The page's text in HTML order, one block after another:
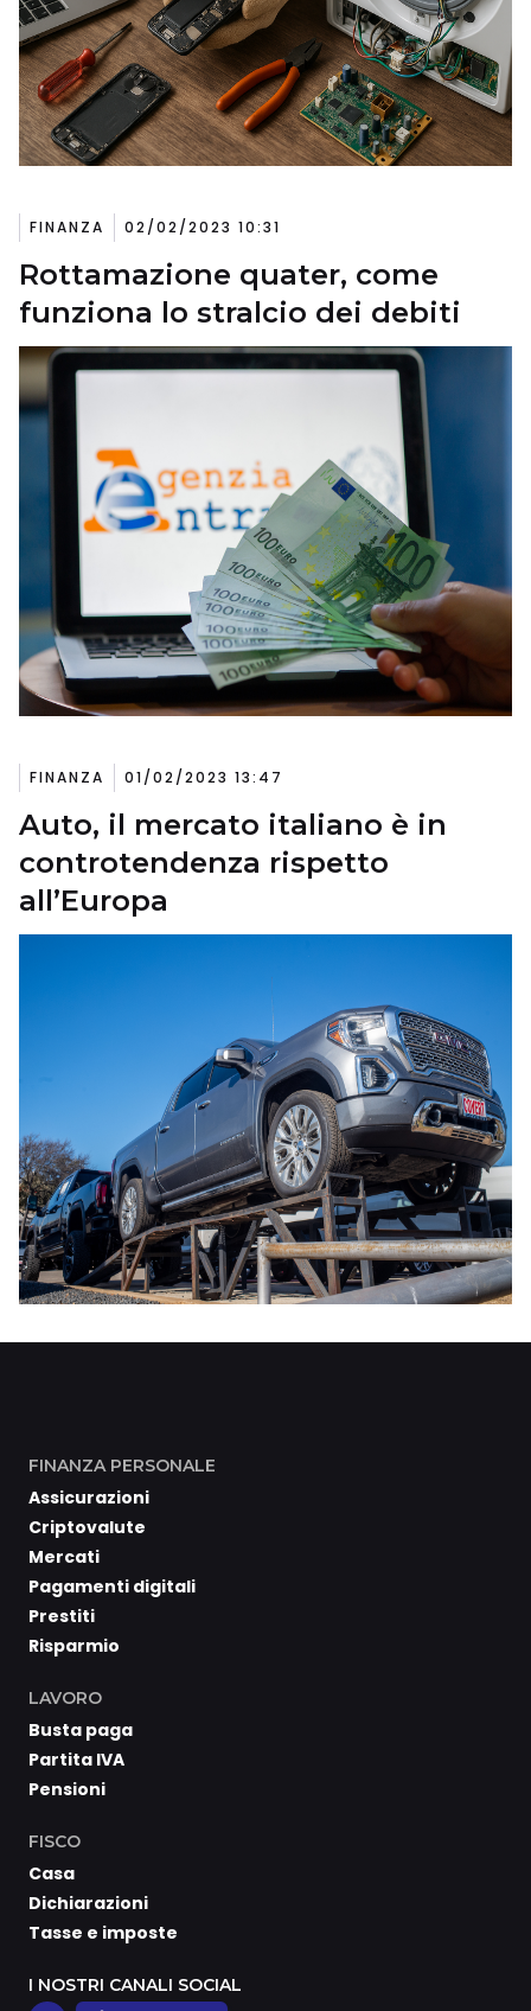
FINANZA 02/02/2023 10:31
Rottamazione quater, come
funziona lo stralcio dei debiti
FINANZA 01/02/2023 13:47
Auto, il mercato italiano è in
controtendenza rispetto
all’Europa
FINANZA PERSONALE
Assicurazioni
Criptovalute
Mercati
Pagamenti digitali
Prestiti
Risparmio
LAVORO
Busta paga
Partita IVA
Pensioni
FISCO
Casa
Dichiarazioni
Tasse e imposte
I NOSTRI CANALI SOCIAL